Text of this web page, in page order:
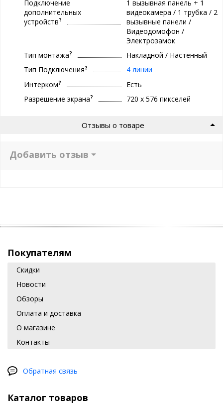
Подключение
дополнительных
устройств?
1 вызывная панель + 1
видеокамера / 1 трубка / 2
вызывные панели /
Видеодомофон /
Электрозамок
Тип монтажа?
Накладной / Настенный
Тип Подключения?
4 линии
Интерком?
Есть
Разрешение экрана? 720 х 576 пикселей
Отзывы о товаре
Добавить отзыв
Покупателям
Скидки
Новости
Обзоры
Оплата и доставка
О магазине
Контакты
Обратная связь
Каталог товаров